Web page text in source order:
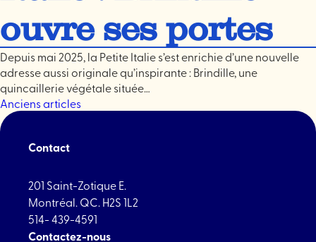
ouvre ses portes
Depuis mai 2025, la Petite Italie s’est enrichie d’une nouvelle
adresse aussi originale qu’inspirante : Brindille, une
quincaillerie végétale située…
Navigation
des
articles
Anciens articles
Contact
201 Saint-Zotique E.
Montréal. QC. H2S 1L2
514- 439-4591
Contactez-nous